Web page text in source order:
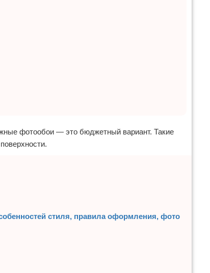
фотообои — это бюджетный вариант. Такие
стиля, правила оформления, фото